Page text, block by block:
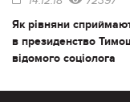
Як рівняни
в президенство
відомого соціолога